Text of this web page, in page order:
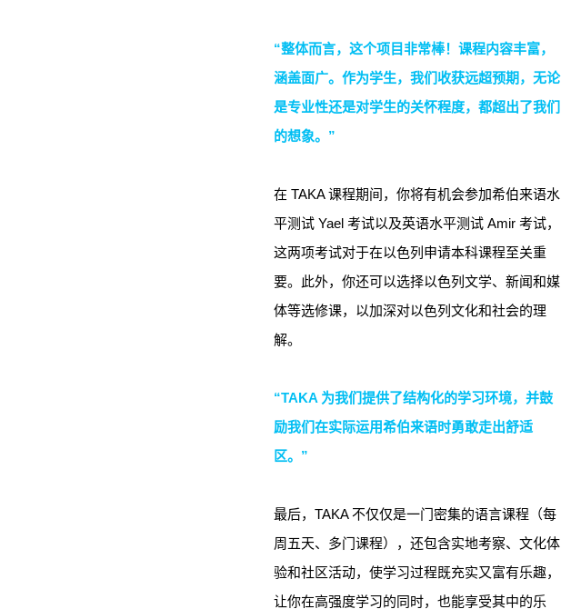
“整体而言，这个项目非常棒！课程内容丰富，
涵盖面广。作为学生，我们收获远超预期，无论
是专业性还是对学生的关怀程度，都超出了我们
的想象。”
在 TAKA 课程期间，你将有机会参加希伯来语水
平测试 Yael 考试以及英语水平测试 Amir 考试，
这两项考试对于在以色列申请本科课程至关重
要。此外，你还可以选择以色列文学、新闻和媒
体等选修课，以加深对以色列文化和社会的理
解。
“TAKA 为我们提供了结构化的学习环境，并鼓
励我们在实际运用希伯来语时勇敢走出舒适
区。”
最后，TAKA 不仅仅是一门密集的语言课程（每
周五天、多门课程），还包含实地考察、文化体
验和社区活动，使学习过程既充实又富有乐趣，
让你在高强度学习的同时，也能享受其中的乐